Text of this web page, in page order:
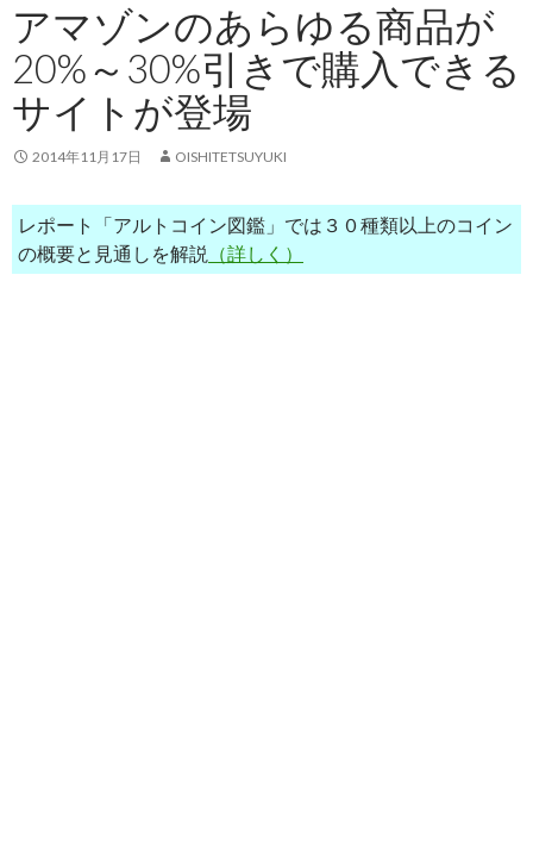
アマゾンのあらゆる商品が
20%～30%引きで購入できる
サイトが登場
2014年11月17日 OISHITETSUYUKI
レポート「アルトコイン図鑑」では３０種類以上のコイン
の概要と見通しを解説
（詳しく）